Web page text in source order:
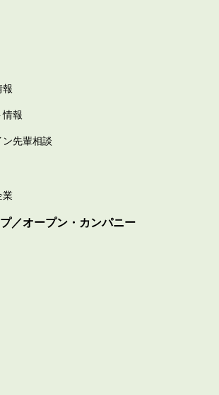
報
情報
先輩相談
業
／オープン・カンパニー